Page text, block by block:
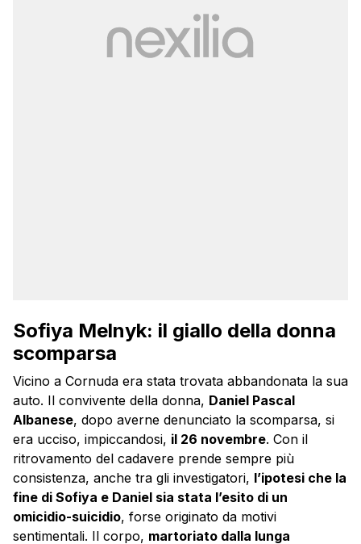
Sofiya Melnyk: il giallo della donna
scomparsa
Vicino a Cornuda era stata trovata abbandonata la sua
auto. Il convivente della donna, Daniel Pascal
Albanese, dopo averne denunciato la scomparsa, si
era ucciso, impiccandosi, il 26 novembre. Con il
ritrovamento del cadavere prende sempre più
consistenza, anche tra gli investigatori, l’ipotesi che la
fine di Sofiya e Daniel sia stata l’esito di un
omicidio-suicidio, forse originato da motivi
sentimentali. Il corpo, martoriato dalla lunga